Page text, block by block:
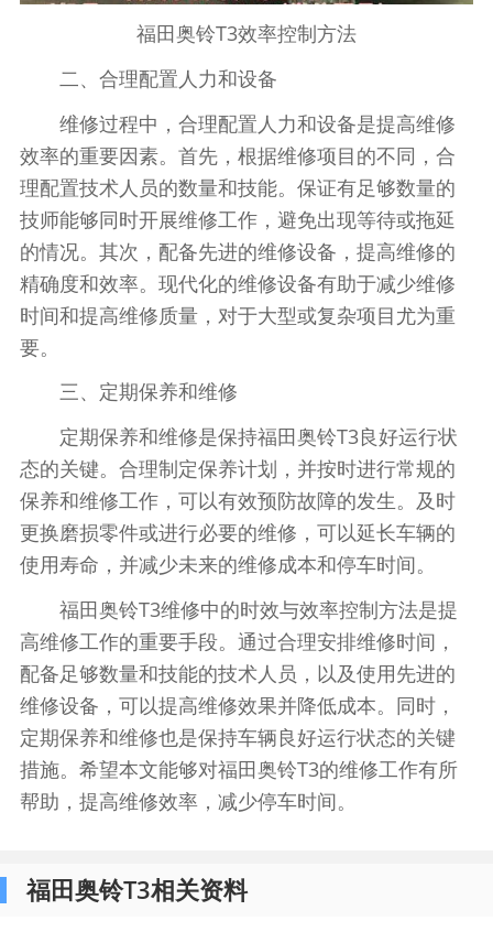
福田奥铃T3效率控制方法
二、合理配置人力和设备
维修过程中，合理配置人力和设备是提高维修
效率的重要因素。首先，根据维修项目的不同，合
理配置技术人员的数量和技能。保证有足够数量的
技师能够同时开展维修工作，避免出现等待或拖延
的情况。其次，配备先进的维修设备，提高维修的
精确度和效率。现代化的维修设备有助于减少维修
时间和提高维修质量，对于大型或复杂项目尤为重
要。
三、定期保养和维修
定期保养和维修是保持福田奥铃T3良好运行状
态的关键。合理制定保养计划，并按时进行常规的
保养和维修工作，可以有效预防故障的发生。及时
更换磨损零件或进行必要的维修，可以延长车辆的
使用寿命，并减少未来的维修成本和停车时间。
福田奥铃T3维修中的时效与效率控制方法是提
高维修工作的重要手段。通过合理安排维修时间，
配备足够数量和技能的技术人员，以及使用先进的
维修设备，可以提高维修效果并降低成本。同时，
定期保养和维修也是保持车辆良好运行状态的关键
措施。希望本文能够对福田奥铃T3的维修工作有所
帮助，提高维修效率，减少停车时间。
福田奥铃T3相关资料